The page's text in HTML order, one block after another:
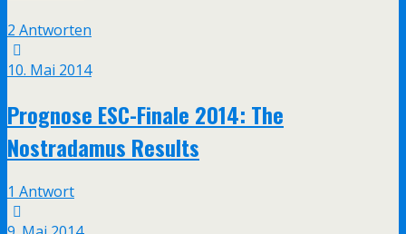
2 Antworten
10. Mai 2014
Prognose ESC-Finale 2014: The
Nostradamus Results
1 Antwort